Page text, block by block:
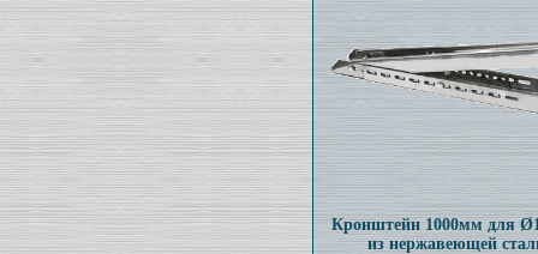
Кронштейн 1000мм для
из нержавеющей